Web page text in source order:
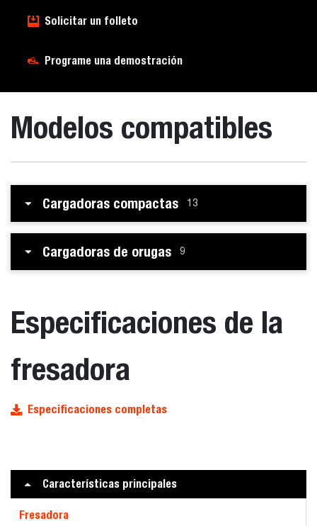
Solicitar un folleto
Programe una demostración
Modelos compatibles
Cargadoras compactas 13
Cargadoras de orugas 9
Especificaciones de la
fresadora
Especificaciones completas
Características principales
Fresadora